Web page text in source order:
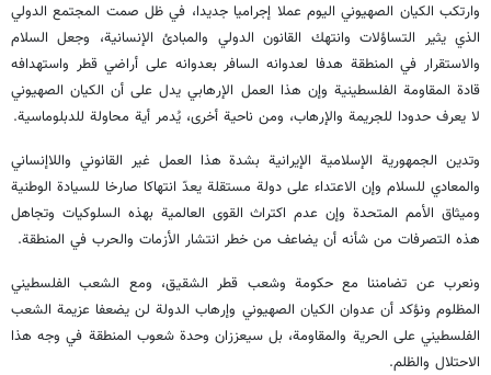
وارتكب الکیان الصهيوني اليوم عملا إجراميا جديدا، في ظل صمت المجتمع الدولي
الذي يثير التساؤلات وانتهك القانون الدولي والمبادئ الإنسانية، وجعل السلام
والاستقرار في المنطقة هدفا لعدوانه السافر بعدوانه على أراضي قطر واستهدافه
قادة المقاومة الفلسطينية وإن هذا العمل الإرهابي یدل علی أن الکیان الصهيوني
لا يعرف حدودا للجريمة والإرهاب، ومن ناحية أخرى، يُدمر أية محاولة للدبلوماسية.
وتدين الجمهورية الإسلامية الإيرانية بشدة هذا العمل غير القانوني واللاإنساني
والمعادي للسلام وإن الاعتداء على دولة مستقلة يعدّ انتهاكا صارخا للسيادة الوطنية
وميثاق الأمم المتحدة وإن عدم اكتراث القوى العالمية بهذه السلوكيات وتجاهل
هذه التصرفات من شأنه أن يضاعف من خطر انتشار الأزمات والحرب في المنطقة.
ونعرب عن تضامننا مع حكومة وشعب قطر الشقيق، ومع الشعب الفلسطيني
المظلوم ونؤكد أن عدوان الكيان الصهيوني وإرهاب الدولة لن يضعفا عزيمة الشعب
الفلسطيني على الحرية والمقاومة، بل سيعززان وحدة شعوب المنطقة في وجه هذا
الاحتلال والظلم.